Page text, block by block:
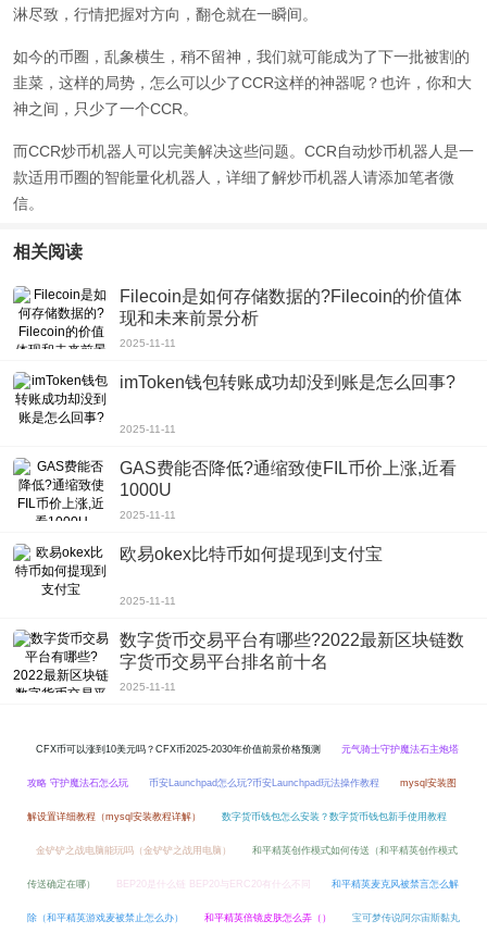
淋尽致，行情把握对方向，翻仓就在一瞬间。
如今的币圈，乱象横生，稍不留神，我们就可能成为了下一批被割的
韭菜，这样的局势，怎么可以少了CCR这样的神器呢？也许，你和大
神之间，只少了一个CCR。
而CCR炒币机器人可以完美解决这些问题。CCR自动炒币机器人是一
款适用币圈的智能量化机器人，详细了解炒币机器人请添加笔者微
信。
相关阅读
Filecoin是如何存储数据的?Filecoin的价值体
现和未来前景分析
2025-11-11
imToken钱包转账成功却没到账是怎么回事?
2025-11-11
GAS费能否降低?通缩致使FIL币价上涨,近看
1000U
2025-11-11
欧易okex比特币如何提现到支付宝
2025-11-11
数字货币交易平台有哪些?2022最新区块链数
字货币交易平台排名前十名
2025-11-11
CFX币可以涨到10美元吗？CFX币2025-2030年价值前景价格预测 元气骑士守护魔法石主炮塔
攻略 守护魔法石怎么玩 币安Launchpad怎么玩?币安Launchpad玩法操作教程 mysql安装图
解设置详细教程（mysql安装教程详解） 数字货币钱包怎么安装？数字货币钱包新手使用教程
金铲铲之战电脑能玩吗（金铲铲之战用电脑） 和平精英创作模式如何传送（和平精英创作模式
传送确定在哪） BEP20是什么链 BEP20与ERC20有什么不同 和平精英麦克风被禁言怎么解
除（和平精英游戏麦被禁止怎么办） 和平精英倍镜皮肤怎么弄（） 宝可梦传说阿尔宙斯黏丸